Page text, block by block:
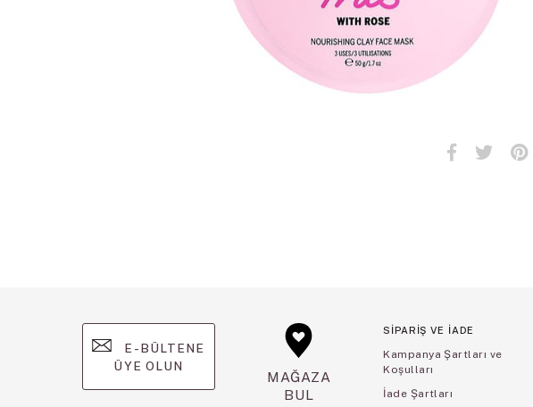
E-BÜLTENE
ÜYE OLUN
MAĞAZA
BUL
SİPARİŞ VE İADE
Kampanya Şartları ve
Koşulları
İade Şartları